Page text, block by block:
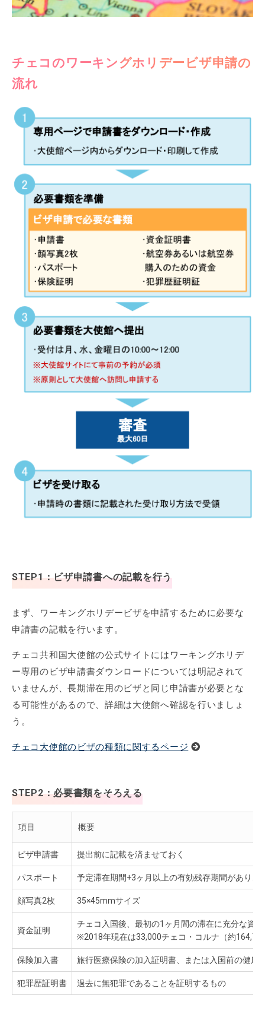
チェコのワーキングホリデービザ申請の
流れ
STEP1：ビザ申請書への記載を行う
まず、ワーキングホリデービザを申請するために必要な
申請書の記載を行います。
チェコ共和国大使館の公式サイトにはワーキングホリデ
ー専用のビザ申請書ダウンロードについては明記されて
いませんが、長期滞在用のビザと同じ申請書が必要とな
る可能性があるので、詳細は大使館へ確認を行いましょ
う。
チェコ大使館のビザの種類に関するページ
STEP2：必要書類をそろえる
項目 概要
ビザ申請書 提出前に記載を済ませておく
パスポート 予定滞在期間+3ヶ月以上の有効残存期間があり
顔写真2枚 35×45mmサイズ
資金証明
チェコ入国後、最初の1ヶ月間の滞在に充分な資
※2018年現在は33,000チェコ・コルナ（約
保険加入書 旅行医療保険の加入証明書、または入国前の健康
犯罪歴証明書 過去に無犯罪であることを証明するもの